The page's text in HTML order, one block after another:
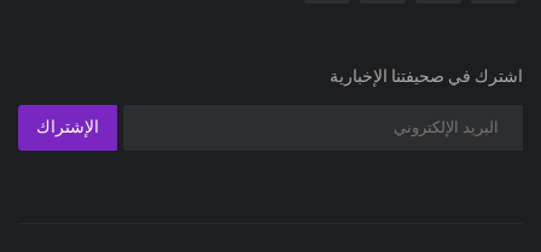
اشترك في صحيفتنا الإخبارية
الإشتراك